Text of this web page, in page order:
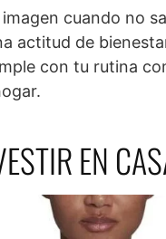
cuando no
actitud de
con tu rutina
EN